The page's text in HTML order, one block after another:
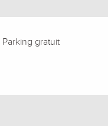
Parking gratuit